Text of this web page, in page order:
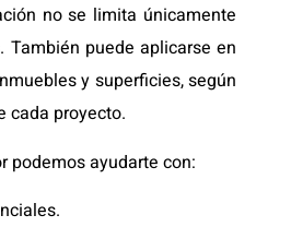
no se limita únicamente
También puede aplicarse en
y superficies, según
cada proyecto.
podemos ayudarte con: